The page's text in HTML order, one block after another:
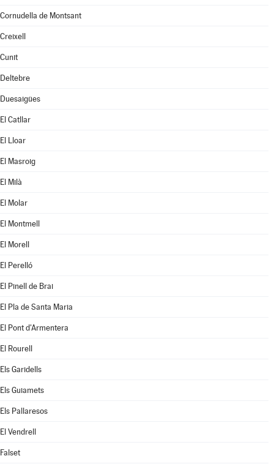
Cornudella de Montsant
Creixell
Cunit
Deltebre
Duesaigües
El Catllar
El Lloar
El Masroig
El Milà
El Molar
El Montmell
El Morell
El Perelló
El Pinell de Brai
El Pla de Santa Maria
El Pont d'Armentera
El Rourell
Els Garidells
Els Guiamets
Els Pallaresos
El Vendrell
Falset